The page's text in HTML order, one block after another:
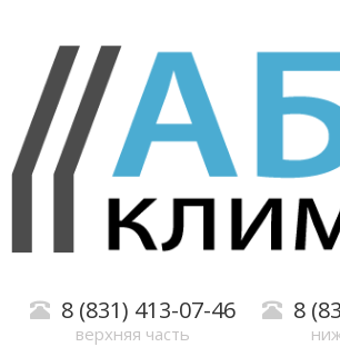
8 (831) 413-07-46
верхняя часть
8